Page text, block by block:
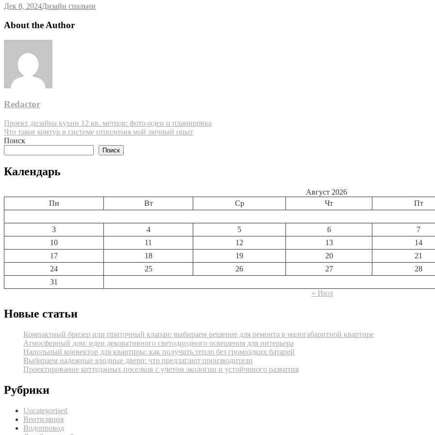
Дек 8, 2024Дизайн спальни
About the Author
Redactor
Навигация
по
Проект дизайна кухни 12 кв. метров: фото-идеи и планировка
Что такое контур в системе отопления мой личный опыт
Поиск
Поиск
Календарь
Август 2026
Пн
Вт Ср Чт Пт
3
4 5 6 7
10
11 12 13 14
17
18 19 20 21
24
25 26 27 28
31
« Июл
Новые статьи
Компактный бризер или приточный клапан: выбираем решение для ремонта в малогабаритной квартире
Атмосферный дом: идеи декоративного светодиодного освещения для интерьера
Напольный конвектор для квартиры: как получить тепло без громоздких батарей
Выбираем надежные входные двери: что предлагают производители
Проектирование коттеджных поселков с учетом экологии и устойчивого развития
Рубрики
Uncategorised
Вентиляция
Водопровод